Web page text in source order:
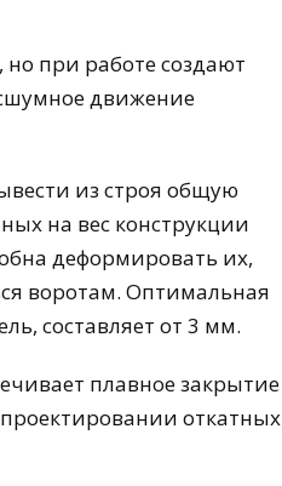
при работе создают
движение
из строя общую
на вес конструкции
деформировать их,
воротам. Оптимальная
составляет от 3 мм.
плавное закрытие
откатных